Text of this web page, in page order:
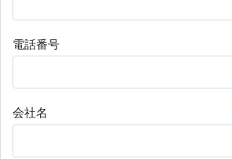
電話番号
会社名